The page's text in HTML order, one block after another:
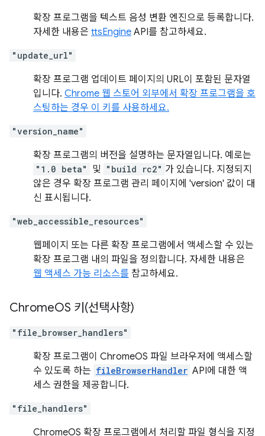
확장 프로그램을 텍스트 음성 변환 엔진으로 등록합니다.
자세한 내용은 ttsEngine API를 참고하세요.
"update_url"
확장 프로그램 업데이트 페이지의 URL이 포함된 문자열
입니다. Chrome 웹 스토어 외부에서 확장 프로그램을 호
스팅하는 경우 이 키를 사용하세요.
"version_name"
확장 프로그램의 버전을 설명하는 문자열입니다. 예로는
"1.0 beta" 및 "build rc2" 가 있습니다. 지정되지
않은 경우 확장 프로그램 관리 페이지에 'version' 값이 대
신 표시됩니다.
"web_accessible_resources"
웹페이지 또는 다른 확장 프로그램에서 액세스할 수 있는
확장 프로그램 내의 파일을 정의합니다. 자세한 내용은
웹 액세스 가능 리소스를 참고하세요.
ChromeOS 키(선택사항)
"file_browser_handlers"
확장 프로그램이 ChromeOS 파일 브라우저에 액세스할
수 있도록 하는 fileBrowserHandler API에 대한 액
세스 권한을 제공합니다.
"file_handlers"
ChromeOS 확장 프로그램에서 처리할 파일 형식을 지정